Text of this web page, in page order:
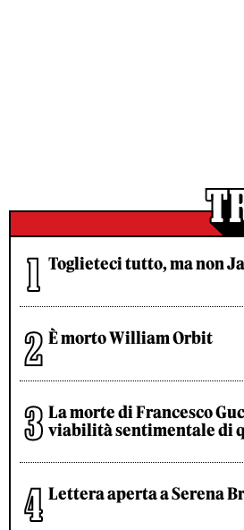
Toglieteci tutto, ma non
È morto William Orbit
La morte di Francesco
viabilità sentimentale di
Lettera aperta a Serena